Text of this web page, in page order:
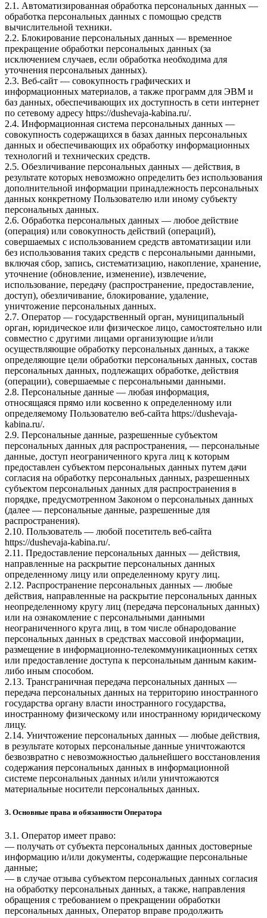
2.1. Автоматизированная обработка персональных данных —
обработка персональных данных с помощью средств
вычислительной техники.
2.2. Блокирование персональных данных — временное
прекращение обработки персональных данных (за
исключением случаев, если обработка необходима для
уточнения персональных данных).
2.3. Веб-сайт — совокупность графических и
информационных материалов, а также программ для ЭВМ и
баз данных, обеспечивающих их доступность в сети интернет
по сетевому адресу https://dushevaja-kabina.ru/.
2.4. Информационная система персональных данных —
совокупность содержащихся в базах данных персональных
данных и обеспечивающих их обработку информационных
технологий и технических средств.
2.5. Обезличивание персональных данных — действия, в
результате которых невозможно определить без использования
дополнительной информации принадлежность персональных
данных конкретному Пользователю или иному субъекту
персональных данных.
2.6. Обработка персональных данных — любое действие
(операция) или совокупность действий (операций),
совершаемых с использованием средств автоматизации или
без использования таких средств с персональными данными,
включая сбор, запись, систематизацию, накопление, хранение,
уточнение (обновление, изменение), извлечение,
использование, передачу (распространение, предоставление,
доступ), обезличивание, блокирование, удаление,
уничтожение персональных данных.
2.7. Оператор — государственный орган, муниципальный
орган, юридическое или физическое лицо, самостоятельно или
совместно с другими лицами организующие и/или
осуществляющие обработку персональных данных, а также
определяющие цели обработки персональных данных, состав
персональных данных, подлежащих обработке, действия
(операции), совершаемые с персональными данными.
2.8. Персональные данные — любая информация,
относящаяся прямо или косвенно к определенному или
определяемому Пользователю веб-сайта https://dushevaja-
kabina.ru/.
2.9. Персональные данные, разрешенные субъектом
персональных данных для распространения, — персональные
данные, доступ неограниченного круга лиц к которым
предоставлен субъектом персональных данных путем дачи
согласия на обработку персональных данных, разрешенных
субъектом персональных данных для распространения в
порядке, предусмотренном Законом о персональных данных
(далее — персональные данные, разрешенные для
распространения).
2.10. Пользователь — любой посетитель веб-сайта
https://dushevaja-kabina.ru/.
2.11. Предоставление персональных данных — действия,
направленные на раскрытие персональных данных
определенному лицу или определенному кругу лиц.
2.12. Распространение персональных данных — любые
действия, направленные на раскрытие персональных данных
неопределенному кругу лиц (передача персональных данных)
или на ознакомление с персональными данными
неограниченного круга лиц, в том числе обнародование
персональных данных в средствах массовой информации,
размещение в информационно-телекоммуникационных сетях
или предоставление доступа к персональным данным каким-
либо иным способом.
2.13. Трансграничная передача персональных данных —
передача персональных данных на территорию иностранного
государства органу власти иностранного государства,
иностранному физическому или иностранному юридическому
лицу.
2.14. Уничтожение персональных данных — любые действия,
в результате которых персональные данные уничтожаются
безвозвратно с невозможностью дальнейшего восстановления
содержания персональных данных в информационной
системе персональных данных и/или уничтожаются
материальные носители персональных данных.
3. Основные права и обязанности Оператора
3.1. Оператор имеет право:
— получать от субъекта персональных данных достоверные
информацию и/или документы, содержащие персональные
данные;
— в случае отзыва субъектом персональных данных согласия
на обработку персональных данных, а также, направления
обращения с требованием о прекращении обработки
персональных данных, Оператор вправе продолжить